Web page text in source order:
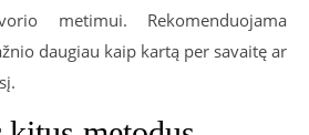
metimui. Rekomenduojama
daugiau kaip kartą per savaitę ar